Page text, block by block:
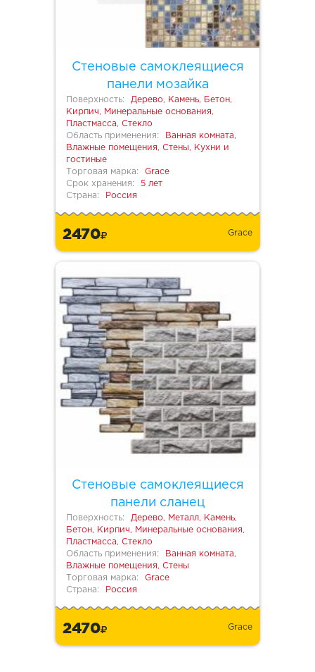
Стеновые самоклеящиеся
панели мозайка
Поверхность:
Дерево, Камень, Бетон,
Кирпич, Минеральные основания,
Пластмасса, Стекло
Область применения:
Ванная комната,
Влажные помещения, Стены, Кухни и
гостиные
Торговая марка:
Grace
Срок хранения:
5 лет
Страна:
Россия
2470 Grace
Стеновые самоклеящиеся
панели сланец
Поверхность:
Дерево, Металл, Камень,
Бетон, Кирпич, Минеральные основания,
Пластмасса, Стекло
Область применения:
Ванная комната,
Влажные помещения, Стены
Торговая марка:
Grace
Страна:
Россия
2470 Grace